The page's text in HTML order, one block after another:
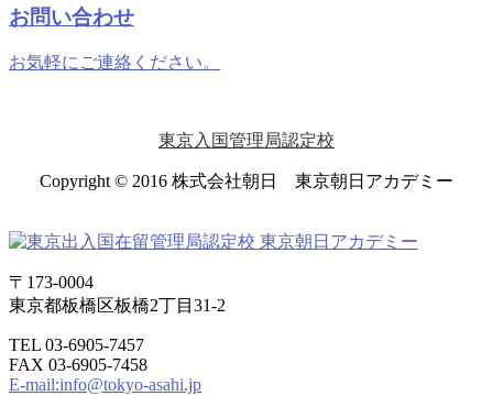
お問い合わせ
お気軽にご連絡ください。
東京入国管理局認定校
Copyright © 2016 株式会社朝日 東京朝日アカデミー
〒173-0004
東京都板橋区板橋2丁目31-2
TEL 03-6905-7457
FAX 03-6905-7458
E-mail:info@tokyo-asahi.jp